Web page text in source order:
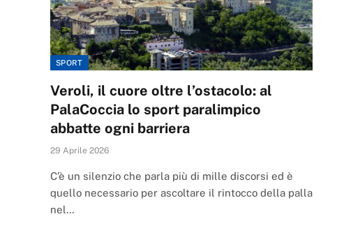
SPORT
Veroli, il cuore oltre l’ostacolo: al
PalaCoccia lo sport paralimpico
abbatte ogni barriera
29 Aprile 2026
C’è un silenzio che parla più di mille discorsi ed è
quello necessario per ascoltare il rintocco della palla
nel…